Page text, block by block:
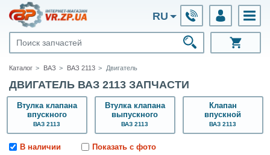
RU
Каталог ВАЗ ВАЗ 2113 Двигатель
ДВИГАТЕЛЬ ВАЗ 2113 ЗАПЧАСТИ
Втулка клапана
впускного
ВАЗ 2113
Втулка клапана
выпускного
ВАЗ 2113
Клапан
впускной
ВАЗ 2113
В наличии Показать с фото